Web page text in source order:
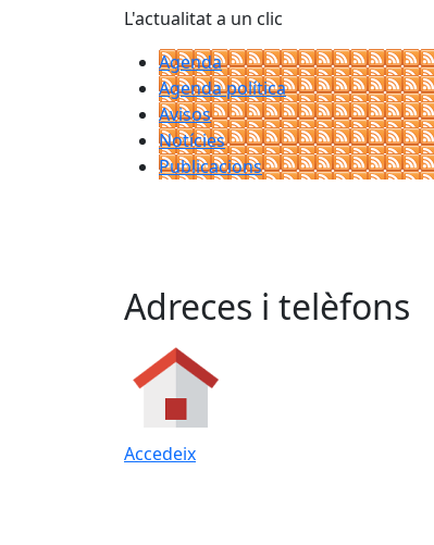
L'actualitat a un clic
Agenda
Agenda política
Avisos
Notícies
Publicacions
Adreces i telèfons
Accedeix